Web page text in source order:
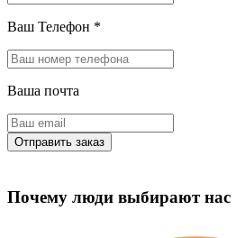
Ваш Телефон *
Ваша почта
Почему люди выбирают нас